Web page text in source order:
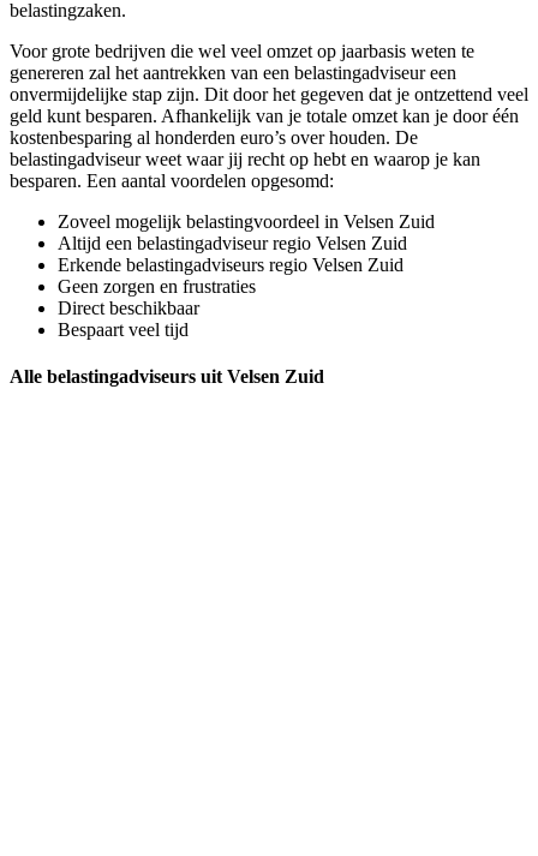
belastingzaken.
Voor grote bedrijven die wel veel omzet op jaarbasis weten te
genereren zal het aantrekken van een belastingadviseur een
onvermijdelijke stap zijn. Dit door het gegeven dat je ontzettend veel
geld kunt besparen. Afhankelijk van je totale omzet kan je door één
kostenbesparing al honderden euro’s over houden. De
belastingadviseur weet waar jij recht op hebt en waarop je kan
besparen. Een aantal voordelen opgesomd:
Zoveel mogelijk belastingvoordeel in Velsen Zuid
Altijd een belastingadviseur regio Velsen Zuid
Erkende belastingadviseurs regio Velsen Zuid
Geen zorgen en frustraties
Direct beschikbaar
Bespaart veel tijd
Alle belastingadviseurs uit Velsen Zuid